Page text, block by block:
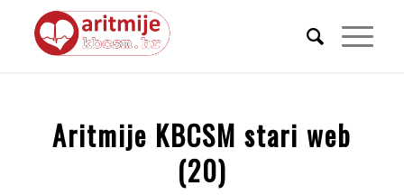
Aritmije KBCSM stari web
(20)